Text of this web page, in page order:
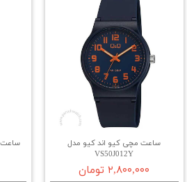
ساعت مچی کیو اند کیو مدل
VS50J012Y
۲,۸۰۰,۰۰۰ تومان